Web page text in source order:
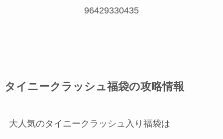
96429330435
タイニークラッシュ福袋の攻略情報
大人気のタイニークラッシュ入り福袋は